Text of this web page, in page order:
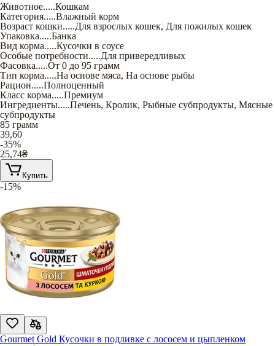
Животное.....Кошкам
Категория.....Влажный корм
Возраст кошки.....Для взрослых кошек, Для пожилых кошек
Упаковка.....Банка
Вид корма.....Кусочки в соусе
Особые потребности.....Для привередливых
Фасовка.....От 0 до 95 грамм
Тип корма.....На основе мяса, На основе рыбы
Рацион.....Полноценный
Класс корма.....Премиум
Ингредиенты.....Печень, Кролик, Рыбные субпродукты, Мясные
субпродукты
85 грамм
39,60
-35%
25,74₴
Купить
-15%
Gourmet Gold Кусочки в подливке с лососем и цыпленком